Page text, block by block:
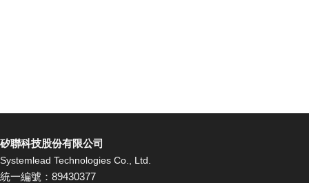
矽聯科技股份有限公司
Systemlead Technologies Co., Ltd.
統一編號：89430377